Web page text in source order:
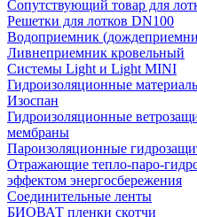
Сопутствующий товар для
Решетки для лотков DN100
Водоприемник
Ливнеприемник кровельный
Системы Light и Light MINI
Гидроизоляционные
Изоспан
Гидроизоляционные
мембраны
Пароизоляционные
Отражающие тепло-паро-
эффектом энергосбережения
Соединительные ленты
БИОВАТ пленки скотчи